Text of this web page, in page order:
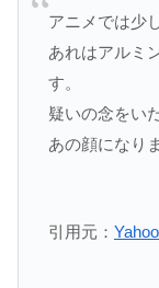
アニメでは少
あれはアルミ
す。
疑いの念をい
あの顔になり
引用元：